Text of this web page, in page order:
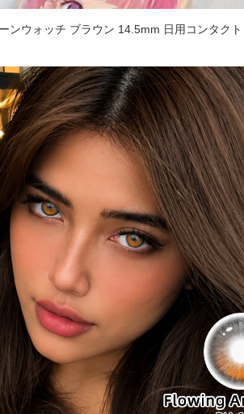
ンウォッチ ブラウン 14.5mm 日用コンタク